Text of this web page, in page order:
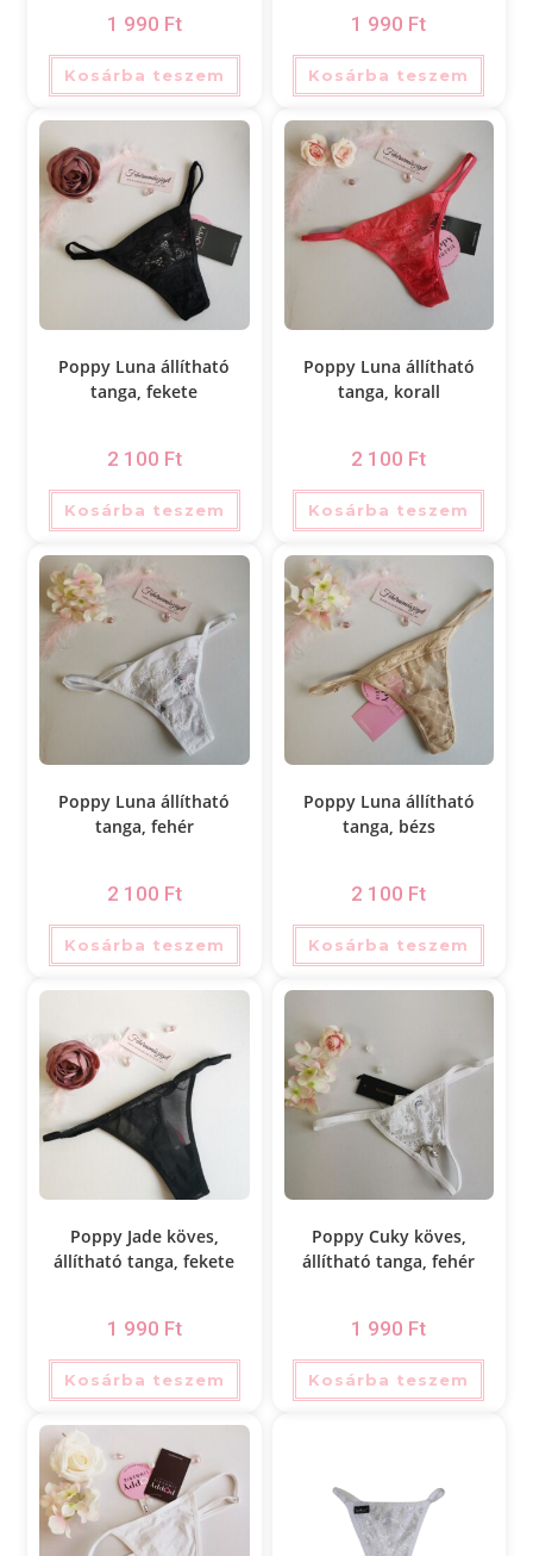
1 990 Ft
Kosárba teszem
1 990 Ft
Kosárba teszem
Poppy Luna állítható
tanga, fekete
2 100 Ft
Kosárba teszem
Poppy Luna állítható
tanga, korall
2 100 Ft
Kosárba teszem
Poppy Luna állítható
tanga, fehér
2 100 Ft
Kosárba teszem
Poppy Luna állítható
tanga, bézs
2 100 Ft
Kosárba teszem
Poppy Jade köves,
állítható tanga, fekete
1 990 Ft
Kosárba teszem
Poppy Cuky köves,
állítható tanga, fehér
1 990 Ft
Kosárba teszem